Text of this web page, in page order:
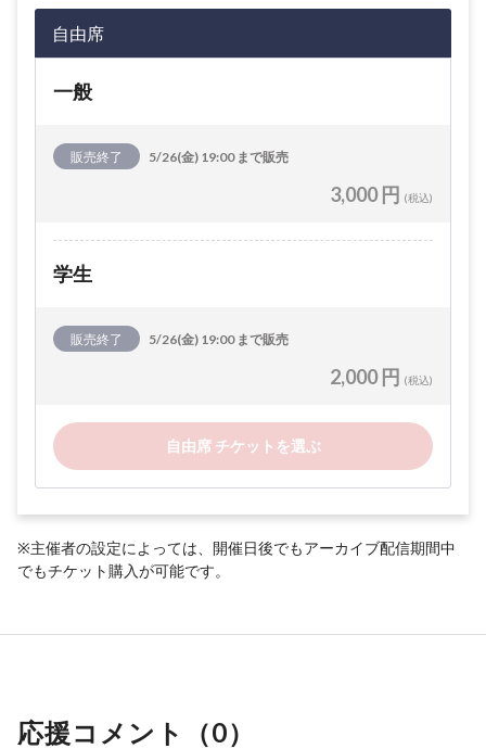
自由席
一般
販売終了 5/26(金) 19:00 まで販売
3,000 円 (税込)
学生
販売終了 5/26(金) 19:00 まで販売
2,000 円 (税込)
自由席 チケットを選ぶ
※主催者の設定によっては、開催日後でもアーカイブ配信期間中
でもチケット購入が可能です。
応援コメント（0）